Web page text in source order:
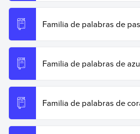
Familia de palabras de
Familia de palabras de
Familia de palabras de